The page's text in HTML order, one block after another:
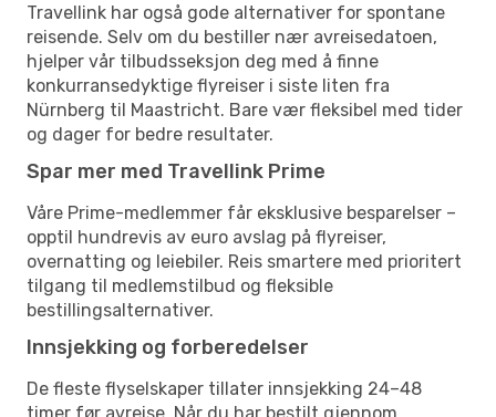
Travellink har også gode alternativer for spontane
reisende. Selv om du bestiller nær avreisedatoen,
hjelper vår tilbudsseksjon deg med å finne
konkurransedyktige flyreiser i siste liten fra
Nürnberg til Maastricht. Bare vær fleksibel med tider
og dager for bedre resultater.
Spar mer med Travellink Prime
Våre Prime-medlemmer får eksklusive besparelser –
opptil hundrevis av euro avslag på flyreiser,
overnatting og leiebiler. Reis smartere med prioritert
tilgang til medlemstilbud og fleksible
bestillingsalternativer.
Innsjekking og forberedelser
De fleste flyselskaper tillater innsjekking 24–48